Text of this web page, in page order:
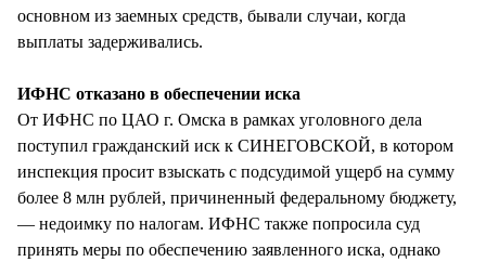
основном из заемных средств, бывали случаи, когда
выплаты задерживались.
ИФНС отказано в обеспечении иска
От ИФНС по ЦАО г. Омска в рамках уголовного дела
поступил гражданский иск к СИНЕГОВСКОЙ, в котором
инспекция просит взыскать с подсудимой ущерб на сумму
более 8 млн рублей, причиненный федеральному бюджету,
— недоимку по налогам. ИФНС также попросила суд
принять меры по обеспечению заявленного иска, однако